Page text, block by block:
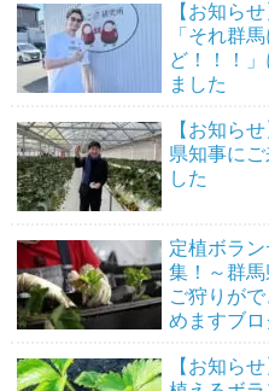
【お知ら
「それ群
ど！！！
ました
【お知ら
県知事に
した
定植ボラ
集！～群
ご狩りが
めますブロ
【お知ら